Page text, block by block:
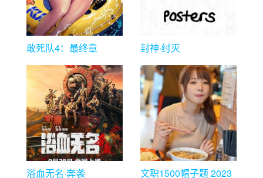
敢死队4：最终章 封神·纣灭
浴血无名·奔袭
文职1500帽子题 2023